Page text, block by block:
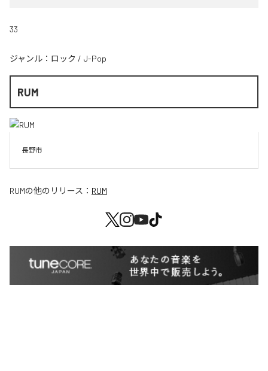
33
ジャンル： ロック / J-Pop
RUM
長野市
RUMの他のリリース： RUM